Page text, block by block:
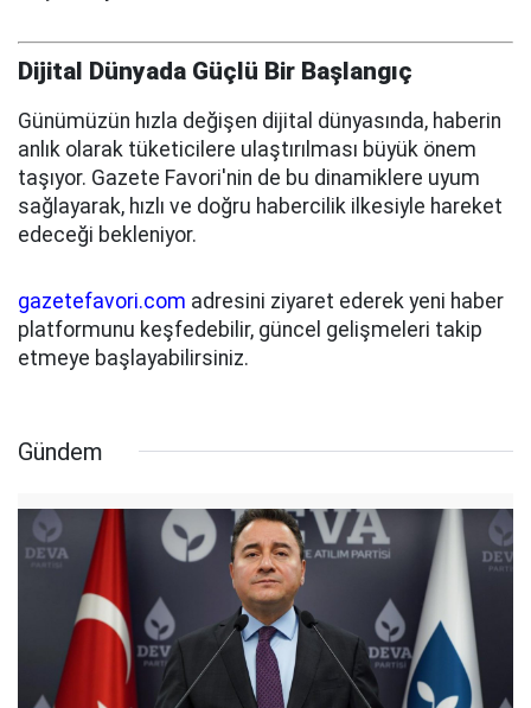
Dijital Dünyada Güçlü Bir Başlangıç
Günümüzün hızla değişen dijital dünyasında, haberin
anlık olarak tüketicilere ulaştırılması büyük önem
taşıyor. Gazete Favori'nin de bu dinamiklere uyum
sağlayarak, hızlı ve doğru habercilik ilkesiyle hareket
edeceği bekleniyor.
gazetefavori.com adresini ziyaret ederek yeni haber
platformunu keşfedebilir, güncel gelişmeleri takip
etmeye başlayabilirsiniz.
Gündem